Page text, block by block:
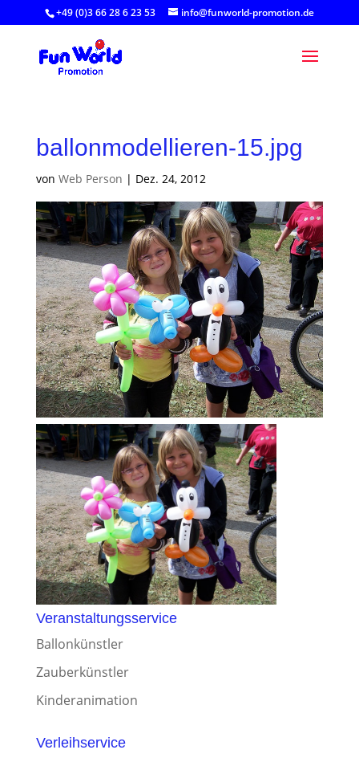
+49 (0)3 66 28 6 23 53 info@funworld-promotion.de
ballonmodellieren-15.jpg
von Web Person | Dez. 24, 2012
Veranstaltungsservice
Ballonkünstler
Zauberkünstler
Kinderanimation
Verleihservice